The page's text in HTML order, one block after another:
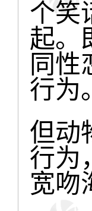
个笑
起。
同性
行为。
但动
行为
宽吻